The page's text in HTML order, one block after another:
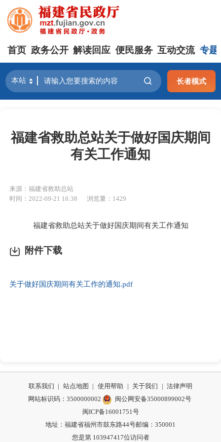
首页 政务公开 解读回应 便民服务 互动交流 专题
长者模式
福建省救助总站关于做好国庆期间
有关工作通知
来源：福建省救助总站
时间：2022-09-21 16:38
浏览量：1429
福建省救助总站关于做好国庆期间有关工作通知
附件下载
关于做好国庆期间有关工作的通知.pdf
联系我们 | 站点地图 | 使用帮助 | 关于我们 | 法律声明
网站标识码：3500000002
闽公网安备35000899002号
闽ICP备16001751号
地址：福建省福州市鼓东路44号邮编：350001
您是第 103947417位访问者